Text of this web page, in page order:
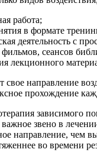
работа;
в формате
деятельность с
фильмов, сеансов
лекционного
направление
прохождение
зависимого
важное звено в
направление, чем
во времени